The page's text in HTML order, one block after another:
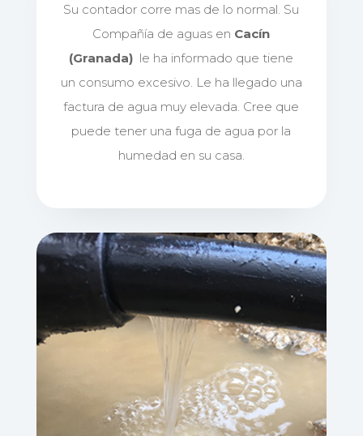
Su contador corre mas de lo normal. Su
Compañía de aguas en Cacín
(Granada) le ha informado que tiene
un consumo excesivo. Le ha llegado una
factura de agua muy elevada. Cree que
puede tener una fuga de agua por la
humedad en su casa.